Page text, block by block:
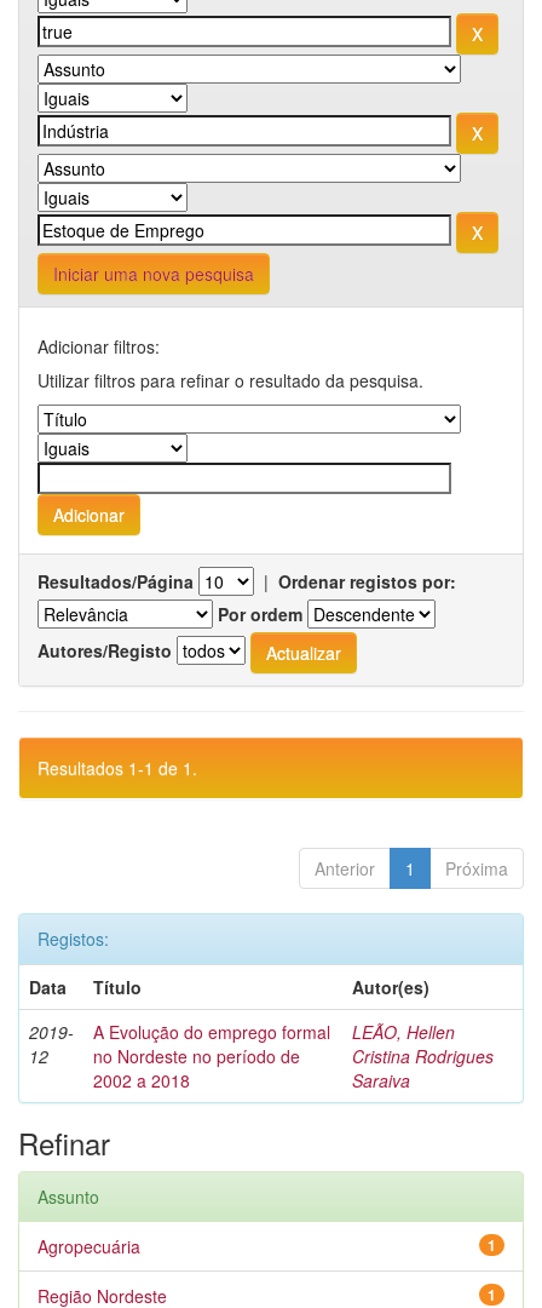
Iniciar uma nova pesquisa
Adicionar filtros:
Utilizar filtros para refinar o resultado da pesquisa.
Resultados/Página | Ordenar registos por:
Por ordem
Autores/Registo
Resultados 1-1 de 1.
Anterior 1 Próxima
Registos:
Data
Título
Autor(es)
2019-
12
A Evolução do emprego formal
no Nordeste no período de
2002 a 2018
LEÃO, Hellen
Cristina Rodrigues
Saraiva
Refinar
Assunto
1
Agropecuária
1
Região Nordeste